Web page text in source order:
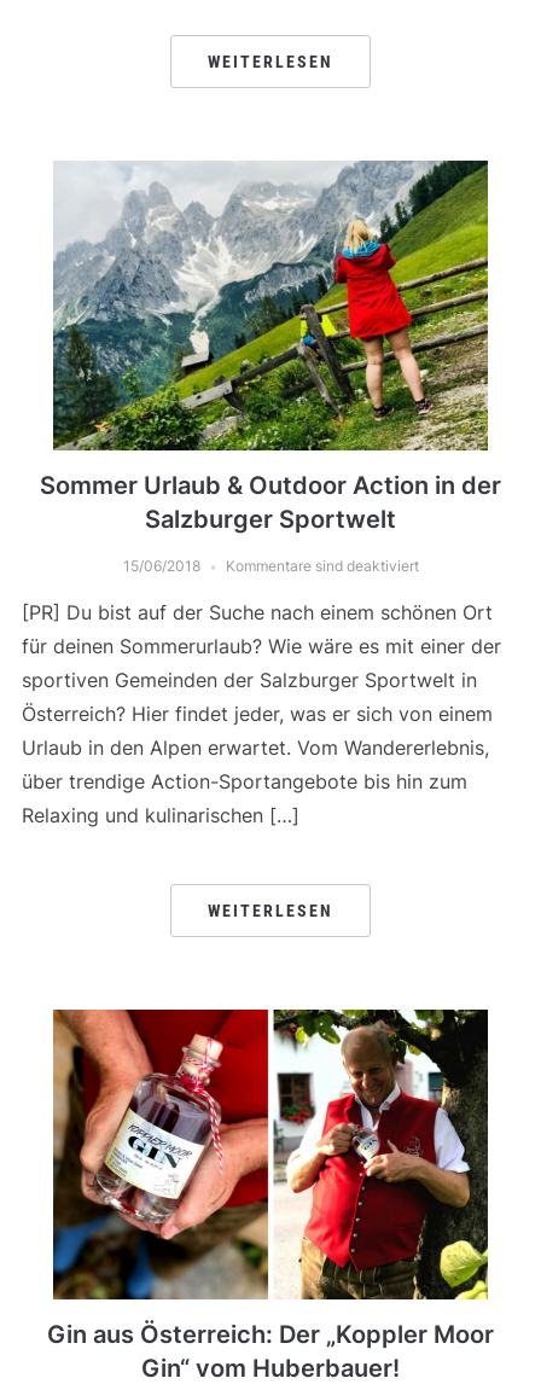
WEITERLESEN
Sommer Urlaub & Outdoor Action in der
Salzburger Sportwelt
15/06/2018 Kommentare sind deaktiviert
[PR] Du bist auf der Suche nach einem schönen Ort
für deinen Sommerurlaub? Wie wäre es mit einer der
sportiven Gemeinden der Salzburger Sportwelt in
Österreich? Hier findet jeder, was er sich von einem
Urlaub in den Alpen erwartet. Vom Wandererlebnis,
über trendige Action-Sportangebote bis hin zum
Relaxing und kulinarischen […]
WEITERLESEN
Gin aus Österreich: Der „Koppler Moor
Gin“ vom Huberbauer!